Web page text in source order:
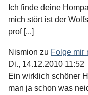
Ich finde deine
mich stört ist der
prof [...]
Nismion zu Folge mir
Di., 14.12.2010 11:52
Ein wirklich schöner
man ja schon was